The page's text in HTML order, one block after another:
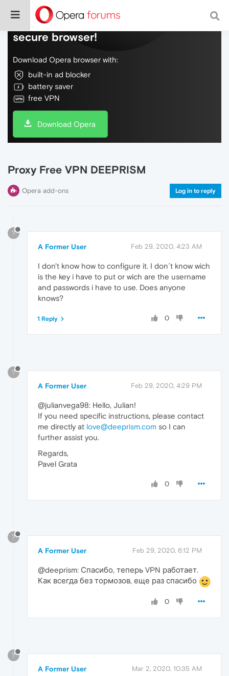
Do more on the web, with a fast and
secure browser!
Download Opera browser with:
built-in ad blocker
battery saver
free VPN
Download Opera
Proxy Free VPN DEEPRISM
Opera add-ons Log in to reply
?
A Former User Feb 29, 2020, 4:23 AM
I don't know how to configure it. I don´t know wich
is the key i have to put or wich are the username
and passwords i have to use. Does anyone
knows?
0
1 Reply
?
A Former User Feb 29, 2020, 4:29 PM
@julianvega98: Hello, Julian!
If you need specific instructions, please contact
me directly at love@deeprism.com so I can
further assist you.
Regards,
Pavel Grata
0
?
A Former User Feb 29, 2020, 6:12 PM
@deeprism: Спасибо, теперь VPN работает.
Как всегда без тормозов, еще раз спасибо
0
?
A Former User Mar 2, 2020, 10:35 AM